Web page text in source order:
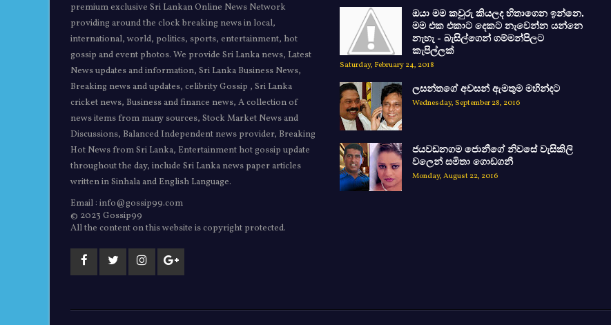
premium exclusive Sri Lankan Online News Network
providing around the clock breaking news in local,
international, world, politics, sports, entertainment, hot
gossip and event photos. We provide Sri Lanka news, Latest
News updates and information, Sri Lanka Business News,
Breaking news and updates, celibrity Gossip , Sri Lanka
cricket news, Business and finance news, A collection of
news items from many sources, Stock Market News and
Discussions, Balanced Independent news provider, Breaking
Hot News from Sri Lanka, Entertainment hot gossip update
throughout the day, include Sri Lanka news paper articles
written in Sinhala and English Language.
Email : info@gossip99.com
© 2023 Gossip99
All the content on this website is copyright protected.
ඔයා මම කවුරු කියලද හිතාගෙන ඉන්නෙ.
මම එක එකාට දෙකට නැවෙන්න යන්නෙ
නැහැ - බැසිල්ගෙන් ගම්මන්පිලට
කැපිල්ලක්
Saturday, February 24, 2018
ලසන්තගේ අවසන් ඇමතුම මහින්දට
Wednesday, September 28, 2016
ජයවඩනගම ජොනීගේ නිවසේ වැසිකිලි
වලෙන් සමිතා ගොඩගනී
Monday, August 22, 2016